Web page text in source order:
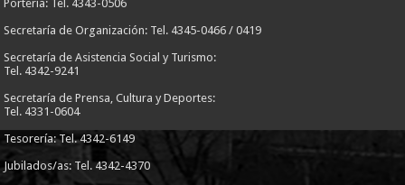
Portería: Tel. 4343-0506
Secretaría de Organización: Tel. 4345-0466 / 0419
Secretaría de Asistencia Social y Turismo:
Tel. 4342-9241
Secretaría de Prensa, Cultura y Deportes:
Tel. 4331-0604
Tesorería: Tel. 4342-6149
Jubilados/as: Tel. 4342-4370